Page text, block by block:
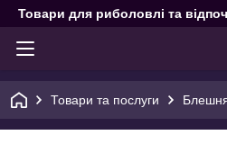
Товари для риболовлі та
Товари та послуги